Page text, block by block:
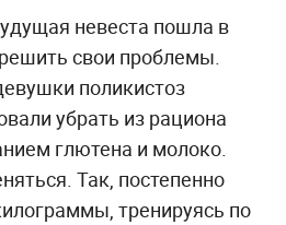
невеста пошла в
свои проблемы.
поликистоз
убрать из рациона
глютена и молоко.
Так, постепенно
тренируясь по